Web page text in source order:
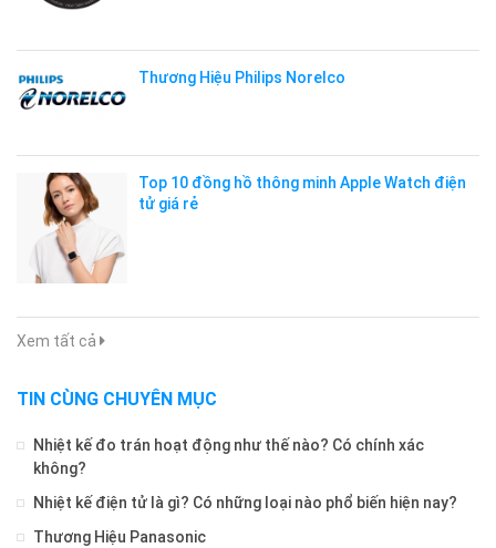
Thương Hiệu Philips Norelco
Top 10 đồng hồ thông minh Apple Watch điện
tử giá rẻ
Xem tất cả
TIN CÙNG CHUYÊN MỤC
Nhiệt kế đo trán hoạt động như thế nào? Có chính xác
không?
Nhiệt kế điện tử là gì? Có những loại nào phổ biến hiện nay?
Thương Hiệu Panasonic